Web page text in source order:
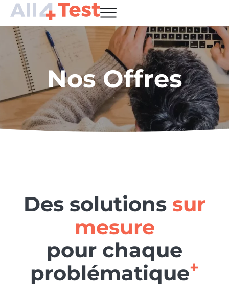
Nos Offres
Des solutions sur
mesure
pour chaque
problématique+